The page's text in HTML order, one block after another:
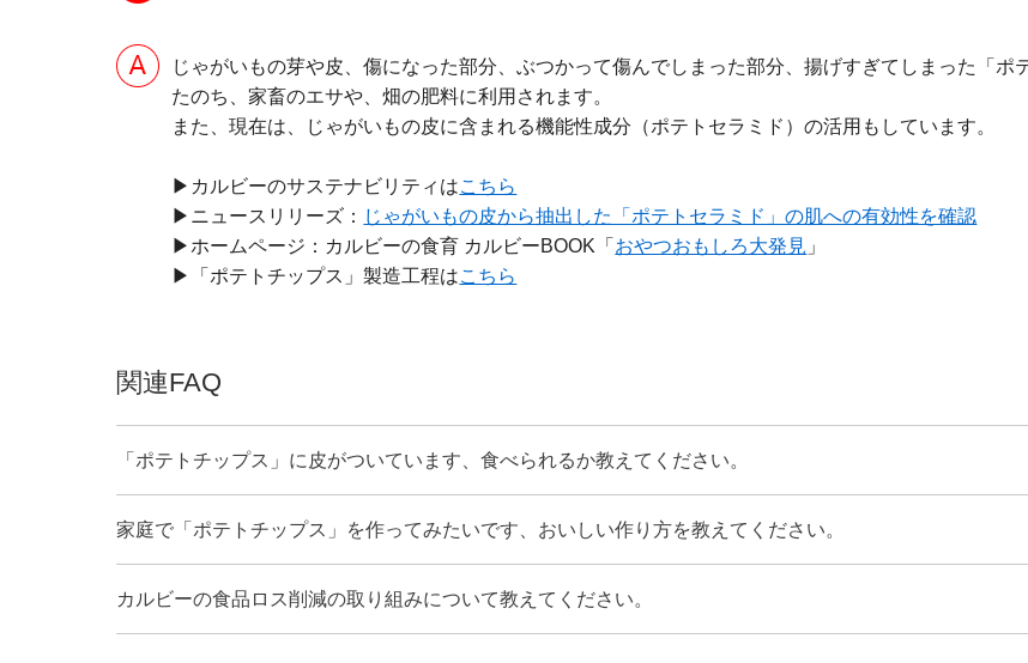
じゃがいもの芽や皮、傷になった部分、ぶつかって傷んでしまった部分、揚げすぎてしまった「
たのち、家畜のエサや、畑の肥料に利用されます。
また、現在は、じゃがいもの皮に含まれる機能性成分（ポテトセラミド）の活用もしています。
▶カルビーのサステナビリティはこちら
▶ニュースリリーズ： じゃがいもの皮から抽出した「ポテトセラミド」の肌への有効性を確認
▶ホームページ：カルビーの食育 カルビーBOOK「 おやつおもしろ大発見 」
▶「ポテトチップス」製造工程はこちら
関連FAQ
「ポテトチップス」に皮がついています、食べられるか教えてください。
家庭で「ポテトチップス」を作ってみたいです、おいしい作り方を教えてください。
カルビーの食品ロス削減の取り組みについて教えてください。